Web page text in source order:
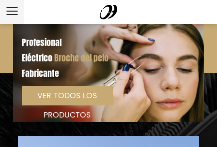
Profesional
EléctricoBroche del pelo
Fabricante
VER TODOS LOS
PRODUCTOS